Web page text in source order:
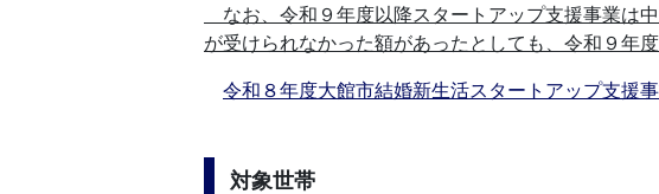
なお、令和９年度以降スタートアップ支援事業は
が受けられなかった額があったとしても、令和９年
令和８年度大館市結婚新生活スタートアップ支援
対象世帯